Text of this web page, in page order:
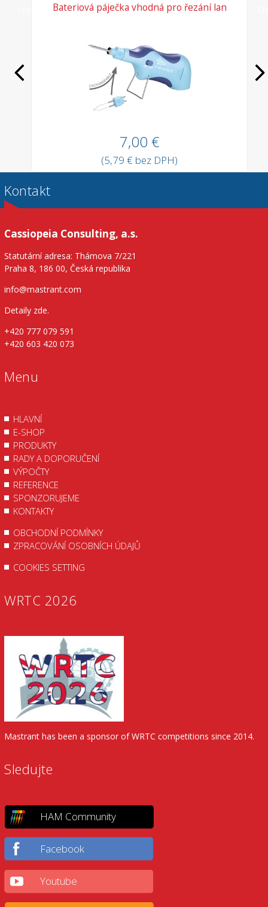
Bateriová páječka vhodná pro řezání lan
7,00 €
(5,79 € bez DPH)
Předchozí
Kontakt
Cassiopeia Consulting, a.s.
Statutární adresa: Thámova 7/221
Praha 8, 186 00, Česká republika
info@mastrant.com
Detaily zde.
+420 777 079 591
+420 603 420 073
Menu
HLAVNÍ
E-SHOP
PRODUKTY
RADY A DOPORUČENÍ
VÝPOČTY
REFERENCE
SPONZORUJEME
KONTAKTY
OBCHODNÍ PODMÍNKY
ZPRACOVÁNÍ OSOBNÍCH ÚDAJŮ
COOKIES SETTING
WRTC 2026
Mastrant has been a sponsor of WRTC competitions since 2014.
Sledujte
HAM Community
Facebook
Youtube